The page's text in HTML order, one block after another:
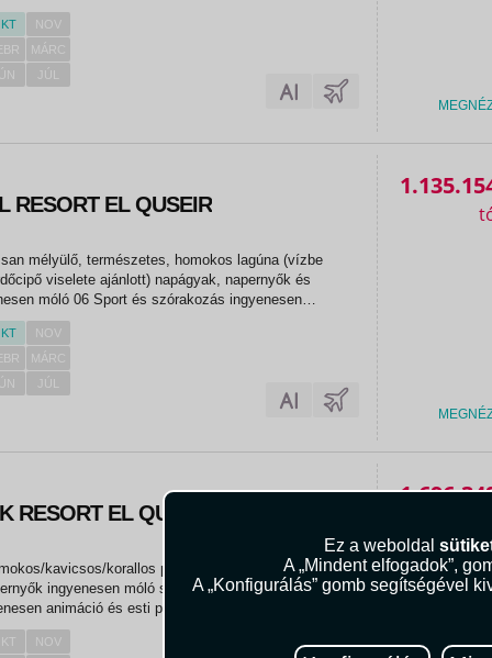
Ez a weboldal
A „Mindent elfogadok”,
A „Konfigurálás” gomb segítségével
animációs programok esti műsorok az
darts...
NOV
MÁRC
JÚL
RESORT EL QUSEIR
mélyülő, természetes, homokos lagúna (vízbe
viselete ajánlott) napágyak, napernyők és
móló 06 Sport és szórakozás ingyenesen
esti programok szauna gőzfürdő pezsgőfürdő
és szórakozás...
NOV
MÁRC
JÚL
RESORT EL QUSEIR
kavicsos/korallos part (fürdőcipő viselete ajánlott)
ingyenesen móló strandbár 06 Sport és
animáció és esti programok fitneszterem aqua
asztalitenisz foci asztali foci kosárlabda biliárd
NOV